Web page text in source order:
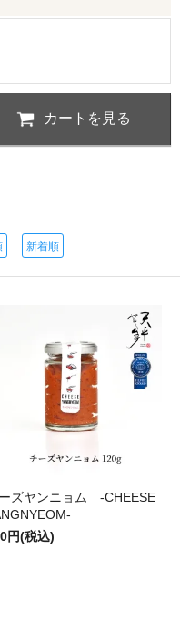
カートを見る
新着順
ズヤンニョム -CHEESE
円(税込)